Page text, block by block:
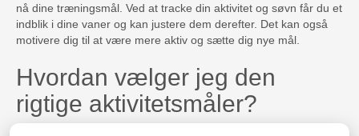
nå dine træningsmål. Ved at tracke din aktivitet og søvn får du et
indblik i dine vaner og kan justere dem derefter. Det kan også
motivere dig til at være mere aktiv og sætte dig nye mål.
Hvordan vælger jeg den
rigtige aktivitetsmåler?